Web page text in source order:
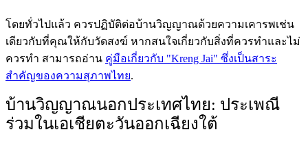
โดยทั่วไปแล้ว ควรปฏิบัติต่อบ้านวิญญาณด้วยความเคารพเช่น
เดียวกับที่คุณให้กับวัดสงฆ์ หากสนใจเกี่ยวกับสิ่งที่ควรทำและไม่
ควรทำ สามารถอ่าน คู่มือเกี่ยวกับ "Kreng Jai" ซึ่งเป็นสาระ
สำคัญของความสุภาพไทย.
บ้านวิญญาณนอกประเทศไทย: ประเพณี
ร่วมในเอเชียตะวันออกเฉียงใต้